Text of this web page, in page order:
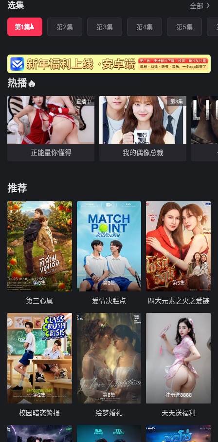
选集 全部
第1集 第2集 第3集 第4集 第5集
热播🔥
直播中
正能量你懂得
第3集
我的偶像总裁
推荐
第3集
第三心属
第3集
爱情决胜点
第5集
四大元素之火之爱链
第2集
校园暗恋警报
第8集
绘梦婚礼
注册送8888
天天送福利